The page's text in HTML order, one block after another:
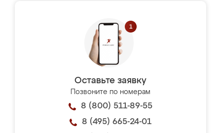
Оставьте заявку
Позвоните по номерам
8 (800) 511-89-55
8 (495) 665-24-01